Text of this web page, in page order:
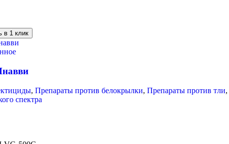
в 1 клик
, Препараты против белокрылки, Препараты против тли,
спектра